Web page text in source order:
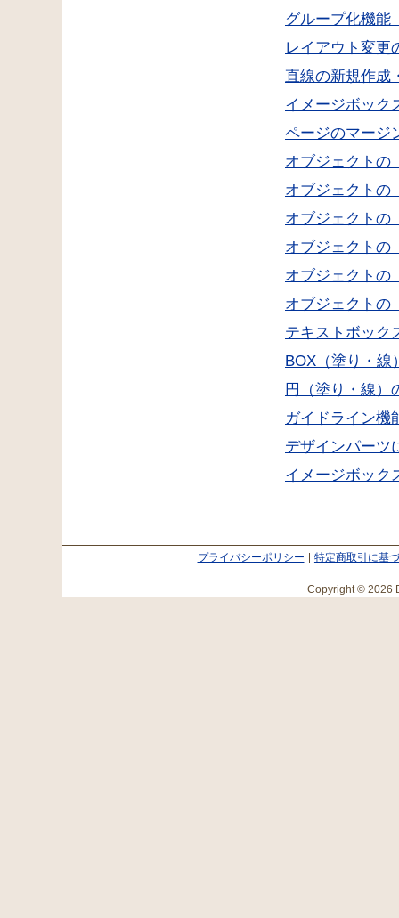
グループ化機能
レイアウト変更
直線の新規作成
イメージボック
ページのマージ
オブジェクトの
オブジェクトの
オブジェクトの
オブジェクトの
オブジェクトの
オブジェクトの
テキストボック
BOX（塗り・線
円（塗り・線）
ガイドライン機
デザインパーツ
イメージボック
プライバシーポリシー 特定商取引に基
Copyright © 2026